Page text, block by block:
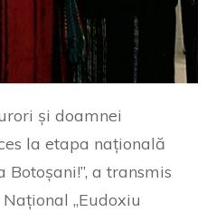
și doamnei
la etapa națională
a transmis
„Eudoxiu